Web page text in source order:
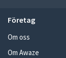
Företag
Om oss
Om Awaze